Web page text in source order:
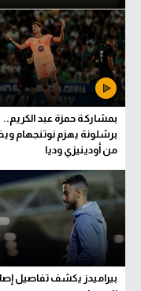
بمشاركة حمزة عبد الكريم..
برشلونة يهزم نوتنجهام
من أودينيزي وديا
بيراميدز يكشف تفاصيل